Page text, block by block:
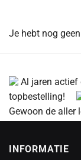
Je hebt nog
Al jaren actief
topbestelling!
Gewoon de aller
INFORMATIE